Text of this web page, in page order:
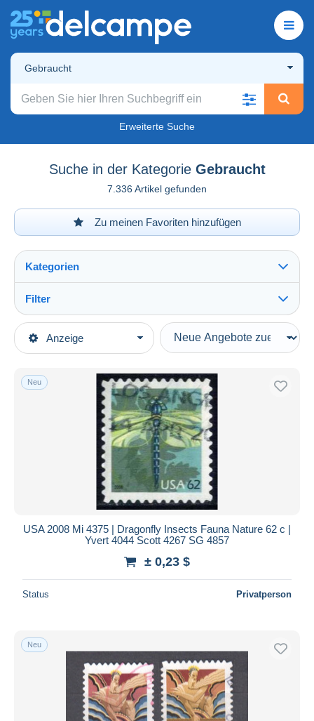
Gebraucht
Erweiterte Suche
Suche in der Kategorie Gebraucht
7.336 Artikel gefunden
Zu meinen Favoriten hinzufügen
Anzeige
Kategorien
Hauptkategorien
Amerika
Vereinigte Staaten
Filter
Art der Verkäufe
Laufende Angebote
Festpreise
Auktionen mit Geboten
Auktionen ohne Gebote
Auktionshäuser
Alle Laufzeiten
Preis
Kostenloser Versand
Zahlungsmethoden
PayPal
Banküberweisung
Neu
USA 2008 Mi 4375 | Dragonfly Insects Fauna Nature 62 c |
Yvert 4044 Scott 4267 SG 4857
± 0,23 $
Status Privatperson
Neu